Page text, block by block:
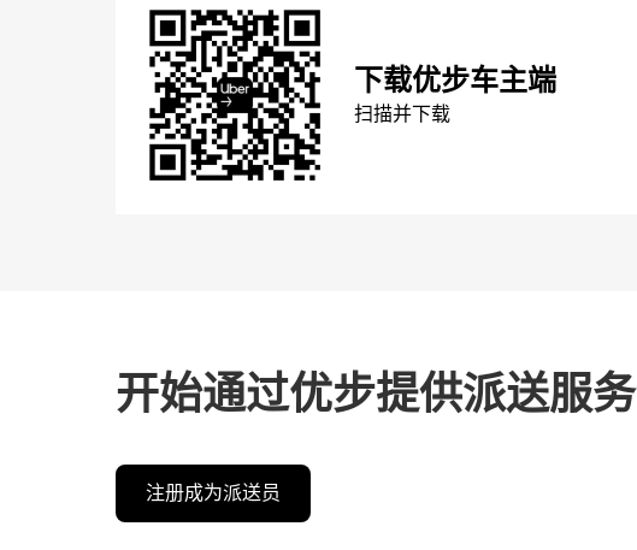
下载优步车主端
扫描并下载
开始通过优步提供派送服务
注册成为派送员